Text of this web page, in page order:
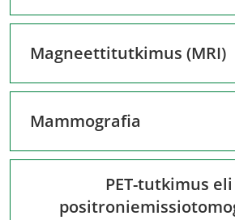
Magneettitutkimus (MRI)
Mammografia
PET-tutkimus eli